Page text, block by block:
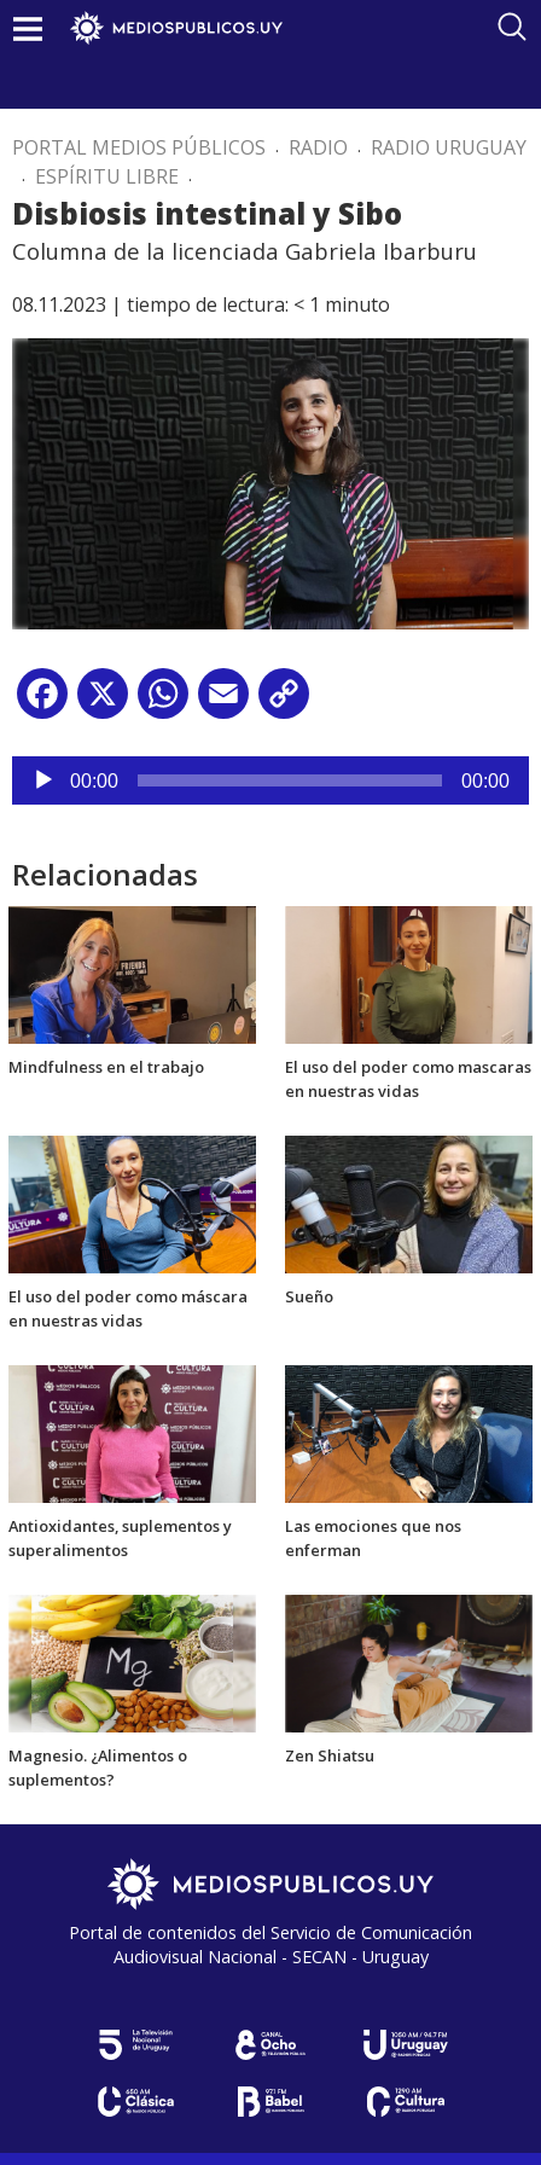
PORTAL MEDIOS PÚBLICOS . RADIO . RADIO URUGUAY
. ESPÍRITU LIBRE .
Disbiosis intestinal y Sibo
Columna de la licenciada Gabriela Ibarburu
08.11.2023 | tiempo de lectura: < 1 minuto
Facebook
X WhatsApp
Email
Reproductor
audio
00:00 00:00
Relacionadas
Mindfulness en el trabajo
El uso del poder como mascaras
en nuestras vidas
El uso del poder como máscara
en nuestras vidas
Sueño
Antioxidantes, suplementos y
superalimentos
Las emociones que nos
enferman
Magnesio. ¿Alimentos o
suplementos?
Zen Shiatsu
Portal de contenidos del Servicio de Comunicación
Audiovisual Nacional - SECAN - Uruguay